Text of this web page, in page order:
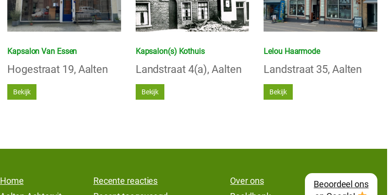
Kapsalon Van Essen
Hogestraat 19, Aalten
Bekijk
Kapsalon(s) Kothuis
Landstraat 4(a), Aalten
Bekijk
Lelou Haarmode
Landstraat 35, Aalten
Bekijk
Home
Recente reacties
Over ons
Beoordeel ons